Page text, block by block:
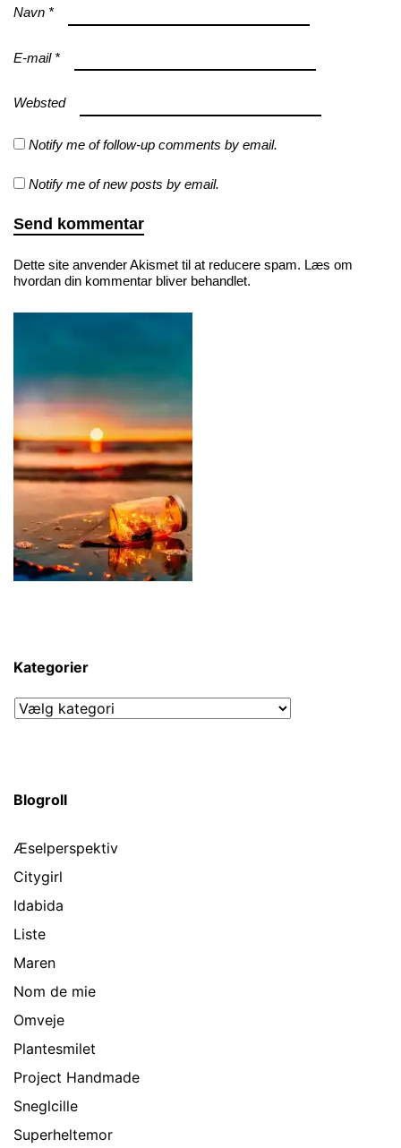
Navn *
E-mail *
Websted
Notify me of follow-up comments by email.
Notify me of new posts by email.
Dette site anvender Akismet til at reducere spam. Læs om
hvordan din kommentar bliver behandlet.
Kategorier
Kategorier
Blogroll
Æselperspektiv
Citygirl
Idabida
Liste
Maren
Nom de mie
Omveje
Plantesmilet
Project Handmade
Sneglcille
Superheltemor